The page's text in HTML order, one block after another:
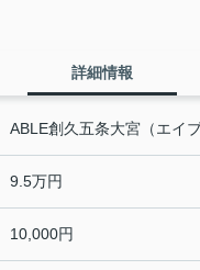
詳細情報
ABLE創久五条大宮（エイ
9.5万円
10,000円